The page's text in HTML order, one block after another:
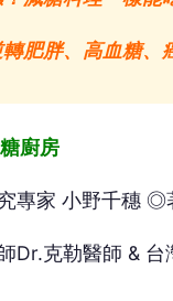
肥胖、高血糖、
廚房
專家 小野千穗 ◎
Dr.克勒醫師 &